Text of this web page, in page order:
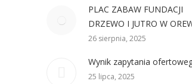
PLAC ZABAW FUNDACJI
DRZEWO I JUTRO W
26 sierpnia, 2025
Wynik zapytania
25 lipca, 2025